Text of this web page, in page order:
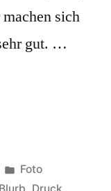
sich
gut. …
Veröffentlicht
unter
Foto